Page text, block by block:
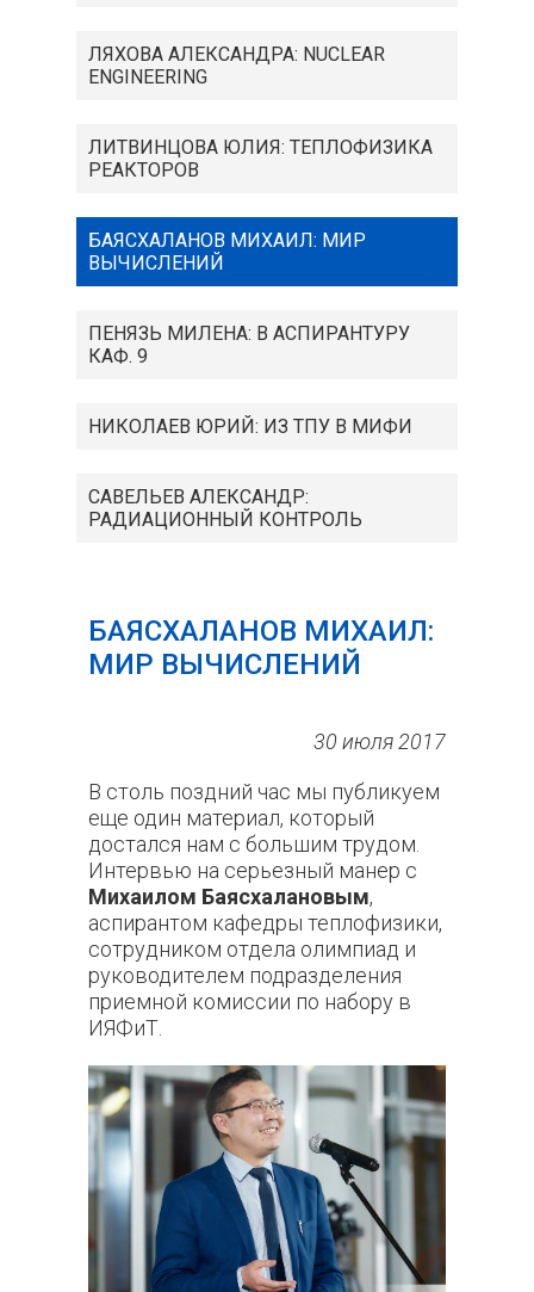
ЛЯХОВА АЛЕКСАНДРА: NUCLEAR
ENGINEERING
ЛИТВИНЦОВА ЮЛИЯ: ТЕПЛОФИЗИКА
РЕАКТОРОВ
БАЯСХАЛАНОВ МИХАИЛ: МИР
ВЫЧИСЛЕНИЙ
ПЕНЯЗЬ МИЛЕНА: В АСПИРАНТУРУ
КАФ. 9
НИКОЛАЕВ ЮРИЙ: ИЗ ТПУ В МИФИ
САВЕЛЬЕВ АЛЕКСАНДР:
РАДИАЦИОННЫЙ КОНТРОЛЬ
БАЯСХАЛАНОВ МИХАИЛ:
МИР ВЫЧИСЛЕНИЙ
30 июля 2017
В столь поздний час мы публикуем
еще один материал, который
достался нам с большим трудом.
Интервью на серьезный манер с
Михаилом Баясхалановым,
аспирантом кафедры теплофизики,
сотрудником отдела олимпиад и
руководителем подразделения
приемной комиссии по набору в
ИЯФиТ.